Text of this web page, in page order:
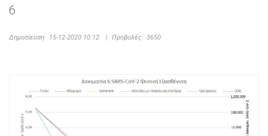
6
Δημοσίευση: 15-12-2020 10:12 | Προβολές: 3650